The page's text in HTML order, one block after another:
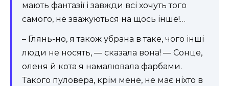
мають фантазії і завжди всі хочуть того
самого, не зважуються на щось інше!…
– Глянь-но, я також убрана в таке, чого інші
люди не носять, — сказала вона! — Сонце,
оленя й кота я намалювала фарбами.
Такого пуловера, крім мене, не має ніхто в